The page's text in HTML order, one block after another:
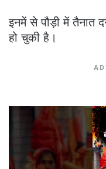
इनमें से पौड़ी में तैनात
हो चुकी है।